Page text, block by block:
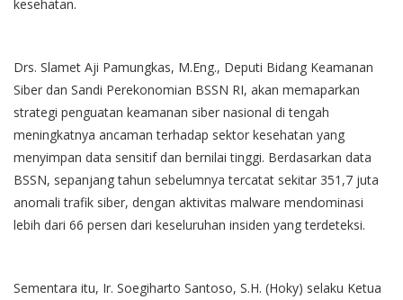
kesehatan.
Drs. Slamet Aji Pamungkas, M.Eng., Deputi Bidang Keamanan
Siber dan Sandi Perekonomian BSSN RI, akan memaparkan
strategi penguatan keamanan siber nasional di tengah
meningkatnya ancaman terhadap sektor kesehatan yang
menyimpan data sensitif dan bernilai tinggi. Berdasarkan data
BSSN, sepanjang tahun sebelumnya tercatat sekitar 351,7 juta
anomali trafik siber, dengan aktivitas malware mendominasi
lebih dari 66 persen dari keseluruhan insiden yang terdeteksi.
Sementara itu, Ir. Soegiharto Santoso, S.H. (Hoky) selaku Ketua